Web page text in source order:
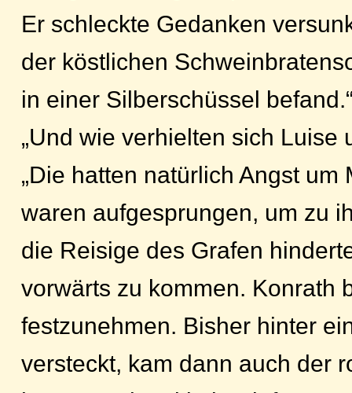
Er schleckte Gedanken
der köstlichen
in einer Silberschüssel
„Und wie verhielten sich Luise
„Die hatten natürlich Angst um
waren aufgesprungen, um zu
die Reisige des Grafen
vorwärts zu kommen. Konrath
festzunehmen. Bisher hinter
versteckt, kam dann auch der